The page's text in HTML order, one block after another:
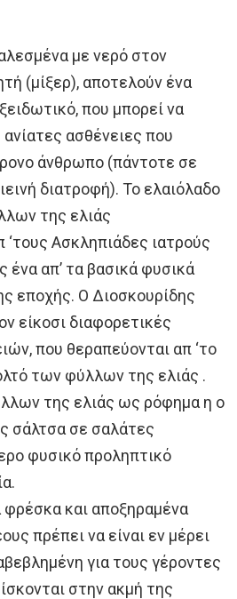
με νερό στον
(μίξερ), αποτελούν ένα
που μπορεί να
ασθένειες που
άνθρωπο (πάντοτε σε
διατροφή). Το ελαιόλαδο
της ελιάς
‘τους Ασκληπιάδες ιατρούς
απ’ τα βασικά φυσικά
εποχής. Ο Διοσκουρίδης
είκοσι διαφορετικές
που θεραπεύονται απ ‘το
των φύλλων της ελιάς .
της ελιάς ως ρόφημα η ο
σάλτσα σε σαλάτες
φυσικό προληπτικό
φρέσκα και αποξηραμένα
πρέπει να είναι εν μέρει
για τους γέροντες
στην ακμή της